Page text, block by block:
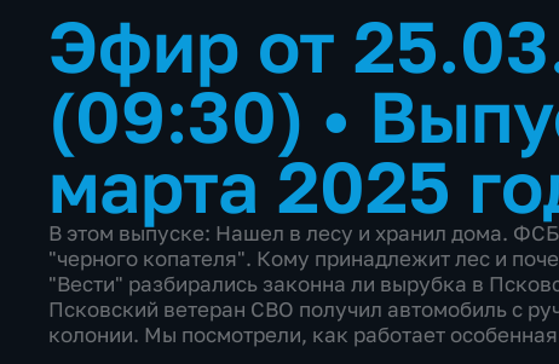
Эфир от
(09:30) •
марта 2025
В этом выпуске: Нашел в лесу и хранил дома. ФСБ
"черного копателя". Кому принадлежит лес и
"Вести" разбирались законна ли вырубка в
Псковский ветеран СВО получил автомобиль с
колонии. Мы посмотрели, как работает особенная